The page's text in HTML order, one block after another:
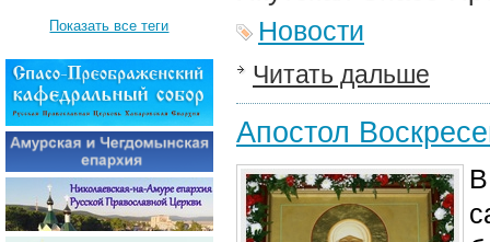
Новости
Читать дальше
Апостол
Показать все теги